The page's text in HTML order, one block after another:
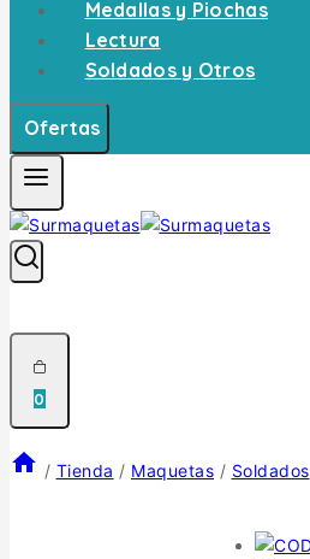
Medallas y Piochas
Lectura
Soldados y Otros
Ofertas
0
/ Tienda / Maquetas / Soldados